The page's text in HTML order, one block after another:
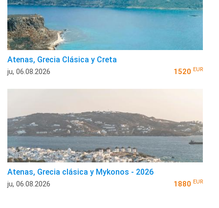
Atenas, Grecia Clásica y Creta
ju, 06.08.2026 1520 EUR
Atenas, Grecia clásica y Mykonos - 2026
ju, 06.08.2026 1880 EUR